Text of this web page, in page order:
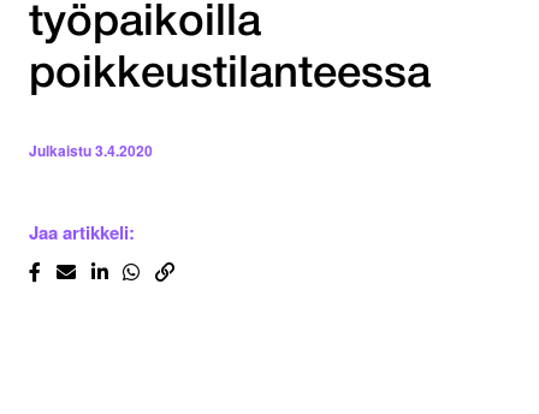
työpaikoilla
poikkeustilanteessa
Julkaistu3.4.2020
Jaa artikkeli: